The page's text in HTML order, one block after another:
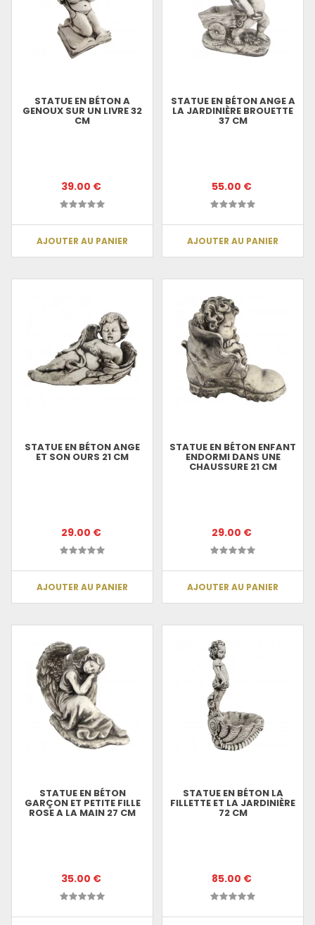
STATUE EN BÉTON A
GENOUX SUR UN LIVRE 32
CM
39.00 €
AJOUTER AU PANIER
STATUE EN BÉTON ANGE A
LA JARDINIÈRE BROUETTE
37 CM
55.00 €
AJOUTER AU PANIER
STATUE EN BÉTON ANGE
ET SON OURS 21 CM
29.00 €
AJOUTER AU PANIER
STATUE EN BÉTON ENFANT
ENDORMI DANS UNE
CHAUSSURE 21 CM
29.00 €
AJOUTER AU PANIER
STATUE EN BÉTON
GARÇON ET PETITE FILLE
ROSE A LA MAIN 27 CM
35.00 €
STATUE EN BÉTON LA
FILLETTE ET LA JARDINIÈRE
72 CM
85.00 €